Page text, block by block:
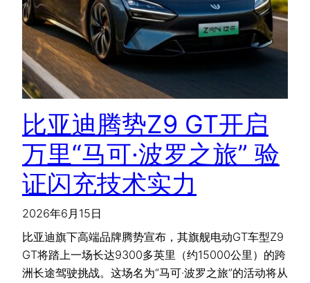
比亚迪腾势Z9 GT开启
万里“马可·波罗之旅” 验
证闪充技术实力
2026年6月15日
比亚迪旗下高端品牌腾势宣布，其旗舰电动GT车型Z9
GT将踏上一场长达9300多英里（约15000公里）的跨
洲长途驾驶挑战。这场名为“马可·波罗之旅”的活动将从